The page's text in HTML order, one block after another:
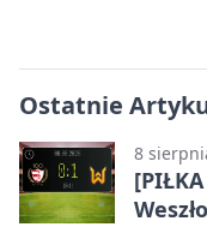
Ostatnie
8